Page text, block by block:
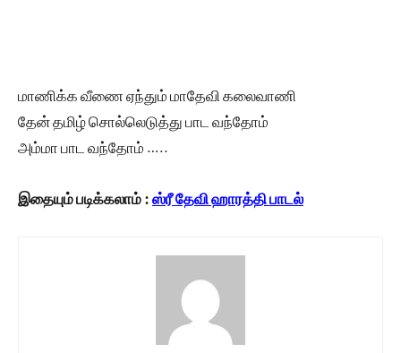
மாணிக்க வீணை ஏந்தும் மாதேவி கலைவாணி
தேன் தமிழ் சொல்லெடுத்து பாட வந்தோம்
அம்மா பாட வந்தோம் …..
இதையும் படிக்கலாம் : ஸ்ரீ தேவி ஹாரத்தி பாடல்